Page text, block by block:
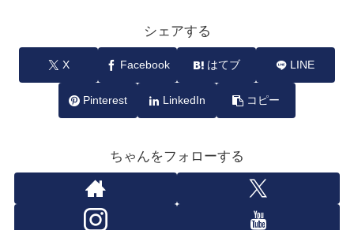
シェアする
X Facebook はてブ LINE
Pinterest LinkedIn コピー
ちゃんをフォローする